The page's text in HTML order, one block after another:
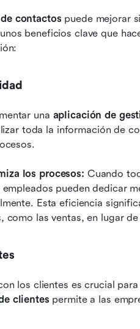
contactos puede mejorar
beneficios clave que
una aplicación de
toda la información de
los procesos: Cuando
pueden dedicar
Esta eficiencia
como las ventas, en lugar
los clientes es crucial
clientes permite a las